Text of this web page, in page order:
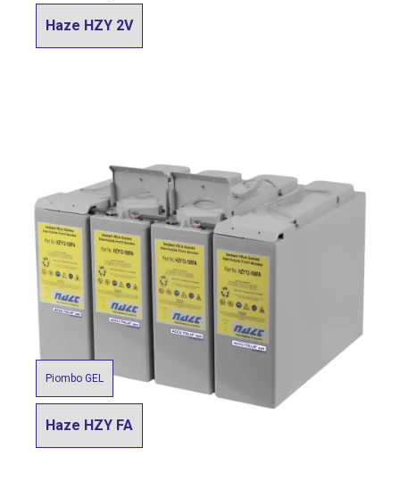
Haze HZY 2V
Piombo GEL
Haze HZY FA